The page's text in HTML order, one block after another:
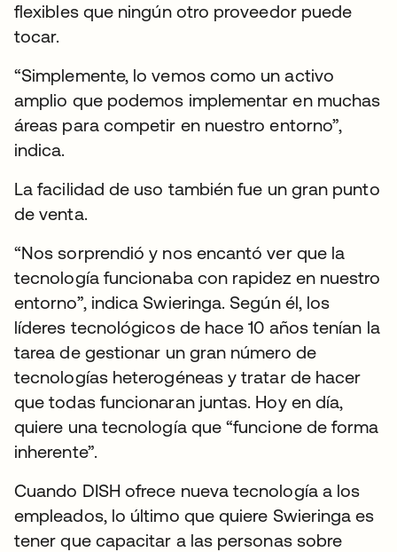
flexibles que ningún otro proveedor puede
tocar.
“Simplemente, lo vemos como un activo
amplio que podemos implementar en muchas
áreas para competir en nuestro entorno”,
indica.
La facilidad de uso también fue un gran punto
de venta.
“Nos sorprendió y nos encantó ver que la
tecnología funcionaba con rapidez en nuestro
entorno”, indica Swieringa. Según él, los
líderes tecnológicos de hace 10 años tenían la
tarea de gestionar un gran número de
tecnologías heterogéneas y tratar de hacer
que todas funcionaran juntas. Hoy en día,
quiere una tecnología que “funcione de forma
inherente”.
Cuando DISH ofrece nueva tecnología a los
empleados, lo último que quiere Swieringa es
tener que capacitar a las personas sobre